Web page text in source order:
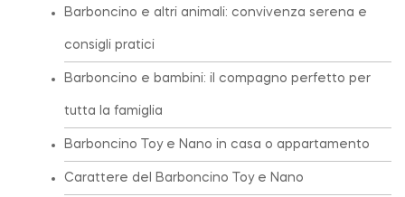
Barboncino e altri animali: convivenza serena e
consigli pratici
Barboncino e bambini: il compagno perfetto per
tutta la famiglia
Barboncino Toy e Nano in casa o appartamento
Carattere del Barboncino Toy e Nano